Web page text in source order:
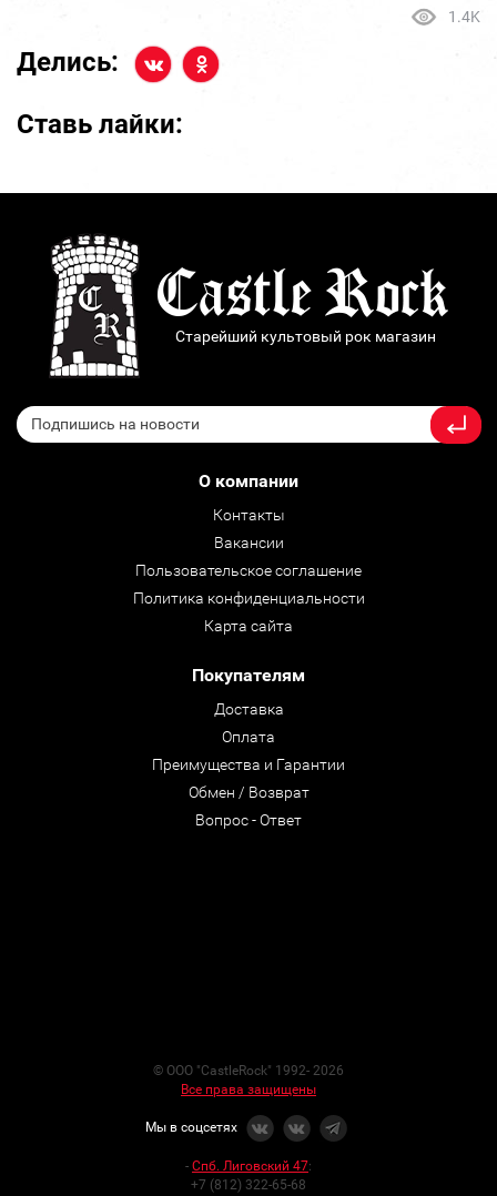
1.4K
Делись:
Ставь лайки:
Старейший культовый рок магазин
О компании
Контакты
Вакансии
Пользовательское соглашение
Политика конфиденциальности
Карта сайта
Покупателям
Доставка
Оплата
Преимущества и Гарантии
Обмен / Возврат
Вопрос - Ответ
© ООО "CastleRock" 1992- 2026
Все права защищены
Мы в соцсетях
- Спб. Лиговский 47:
+7 (812) 322-65-68